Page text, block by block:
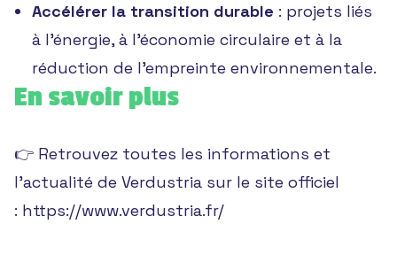
Accélérer la transition durable : projets liés
à l’énergie, à l’économie circulaire et à la
réduction de l’empreinte environnementale.
En savoir plus
👉 Retrouvez toutes les informations et
l’actualité de Verdustria sur le site officiel
: https://www.verdustria.fr/